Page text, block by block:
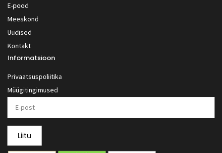
E-pood
Meeskond
Uudised
Kontakt
Informatsioon
Privaatsuspoliitika
Müügitingimused
Liitu